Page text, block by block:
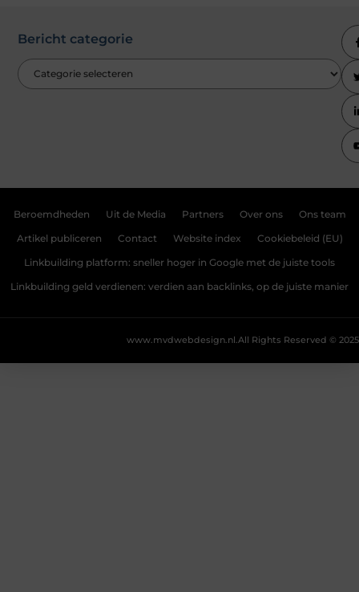
Bericht categorie
Beroemdheden Uit de Media Partners Over ons Ons team
Artikel publiceren Contact Website index Cookiebeleid (EU)
Linkbuilding platform: sneller hoger in Google met de juiste tools
Linkbuilding geld verdienen: verdien aan backlinks, op de juiste manier
All Rights Reserved © 2025
www.mvdwebdesign.nl.